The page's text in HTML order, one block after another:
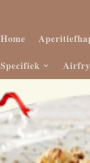
Home
Specifiek